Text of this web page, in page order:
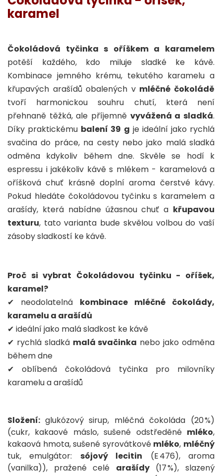
karamel
Čokoládová tyčinka s oříškem a karamelem
potěší každého, kdo miluje sladké ke kávě.
Kombinace jemného krému, tekutého karamelu a
křupavých arašídů obalených v mléčné čokoládě
tvoří harmonickou souhru chutí, která není
přehnaně těžká, ale příjemně vyvážená a sladká.
Díky praktickému balení 39 g je ideální jako rychlá
svačina do práce, na cesty nebo jako malá sladká
odměna kdykoliv během dne. Skvěle se hodí k
espressu i jakékoliv kávě s mlékem - karamelová a
oříšková chuť krásně doplní aroma čerstvé kávy.
Pokud hledáte čokoládovou tyčinku s karamelem a
arašídy, která nabídne úžasnou chuť a křupavou
texturu, tato varianta bude skvělou volbou do vaší
zásoby sladkostí ke kávě.
Proč si vybrat Čokoládovou tyčinku - oříšek,
karamel?
✔ neodolatelná kombinace mléčné čokolády,
karamelu a arašídů
✔ ideální jako malá sladkost ke kávě
✔ rychlá sladká malá svačinka nebo jako odměna
během dne
✔ oblíbená čokoládová tyčinka pro milovníky
karamelu a arašídů
Složení: glukózový sirup, mléčná čokoláda (20 %)
(cukr, kakaové máslo, sušené odstředěné mléko,
kakaová hmota, sušené syrovátkové mléko, mléčný
tuk, emulgátor: sójový lecitin (E 476), aroma
(vanilka)), pražené celé arašídy(17 %), slazený